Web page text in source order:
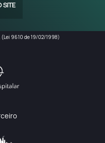
SITE
9610 de 19/02/1998)